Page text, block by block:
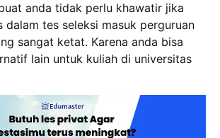
anda tidak perlu khawatir jika
dalam tes seleksi masuk perguruan
sangat ketat. Karena anda bisa
lain untuk kuliah di universitas